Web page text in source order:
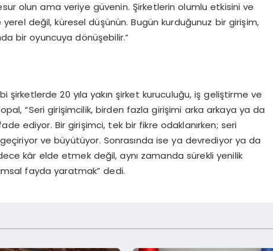
olun ama veriye güvenin. Şirketlerin olumlu etkisini ve
değil, küresel düşünün. Bugün kurduğunuz bir girişim,
bir oyuncuya dönüşebilir.”
şirketlerde 20 yıla yakın şirket kuruculuğu, iş geliştirme ve
“Seri girişimcilik, birden fazla girişimi arka arkaya ya da
ediyor. Bir girişimci, tek bir fikre odaklanırken; seri
ve büyütüyor. Sonrasında ise ya devrediyor ya da
kâr elde etmek değil, aynı zamanda sürekli yenilik
fayda yaratmak” dedi.